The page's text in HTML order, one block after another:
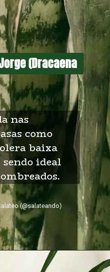
(Dracaena
(Dracaena
nas
como
baixa
ideal
(@salateando)